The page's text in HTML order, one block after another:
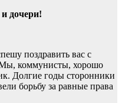
дочери!
поздравить вас с
коммунисты, хорошо
Долгие годы сторонники
борьбу за равные права